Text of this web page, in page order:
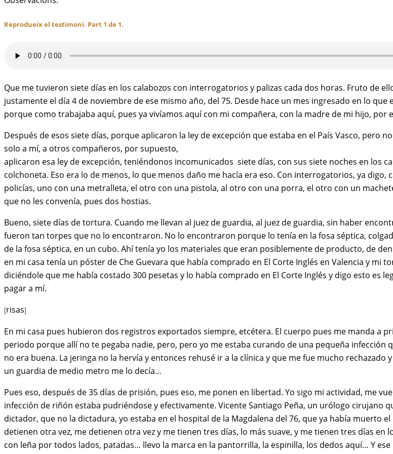
Reprodueix el testimoni. Part 1 de 1.
Que me tuvieron siete días en los calabozos con interrogatorios y palizas cada dos horas. Fruto de
justamente el día 4 de noviembre de ese mismo año, del 75. Desde hace un mes ingresado en lo que
porque como trabajaba aquí, pues ya vivíamos aquí con mi compañera, con la madre de mi hijo, por
Después de esos siete días, porque aplicaron la ley de excepción que estaba en el País Vasco, pero
solo a mí, a otros compañeros, por supuesto,
aplicaron esa ley de excepción, teniéndonos incomunicados siete días, con sus siete noches en los
colchoneta. Eso era lo de menos, lo que menos daño me hacía era eso. Con interrogatorios, ya
policías, uno con una metralleta, el otro con una pistola, al otro con una porra, el otro con un
que no les convenía, pues dos hostias.
Bueno, siete días de tortura. Cuando me llevan al juez de guardia, al juez de guardia, sin haber
fueron tan torpes que no lo encontraron. No lo encontraron porque lo tenía en la fosa séptica,
de la fosa séptica, en un cubo. Ahí tenía yo los materiales que eran posiblemente de producto, de
en mi casa tenía un póster de Che Guevara que había comprado en El Corte Inglés en Valencia y mi
diciéndole que me había costado 300 pesetas y lo había comprado en El Corte Inglés y digo esto es
pagar a mí.
[risas]
En mi casa pues hubieron dos registros exportados siempre, etcétera. El cuerpo pues me manda a
periodo porque allí no te pegaba nadie, pero, pero yo me estaba curando de una pequeña infección
no era buena. La jeringa no la hervía y entonces rehusé ir a la clínica y que me fue mucho
un guardia de medio metro me lo decía…
Pues eso, después de 35 días de prisión, pues eso, me ponen en libertad. Yo sigo mi actividad, me
infección de riñón estaba pudriéndose y efectivamente. Vicente Santiago Peña, un urólogo cirujano
dictador, que no la dictadura, yo estaba en el hospital de la Magdalena del 76, que ya había muerto
detienen otra vez, me detienen otra vez y me tienen tres días, lo más suave, y me tienen tres días
con leña por todos lados, patadas… llevo la marca en la pantorrilla, la espinilla, los dedos aquí… Y